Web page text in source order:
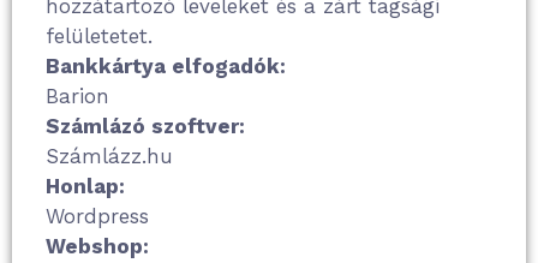
hozzátartozó leveleket és a zárt tagsági
felületetet.
Bankkártya elfogadók:
Barion
Számlázó szoftver:
Számlázz.hu
Honlap:
Wordpress
Webshop: